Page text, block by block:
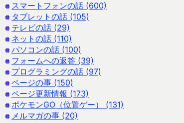
スマートフォンの話 (600)
タブレットの話 (105)
テレビの話 (29)
ネットの話 (110)
パソコンの話 (100)
フォームへの返答 (39)
プログラミングの話 (97)
ページの事 (150)
ページ更新情報 (173)
ポケモンGO（位置ゲー） (131)
メルマガの事 (20)